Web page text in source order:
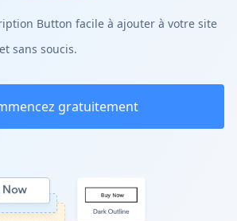
Button facile à ajouter à votre site
sans soucis.
gratuitement